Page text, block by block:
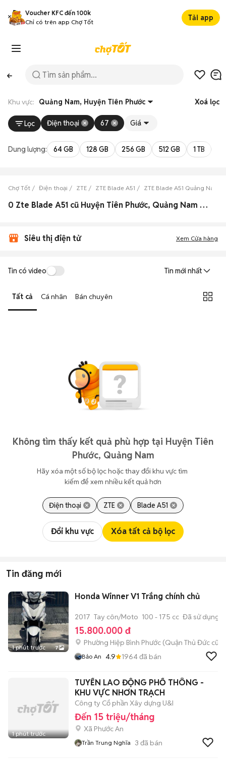
Voucher KFC đến 100k
Chỉ có trên app Chợ Tốt
Tải app
Khu vực: Quảng Nam, Huyện Tiên Phước Xoá lọc
Lọc Điện thoại 67 Giá
Dung lượng: 64 GB 128 GB 256 GB 512 GB 1 TB
Chợ Tốt Điện thoại ZTE ZTE Blade A51 ZTE Blade A51 Quảng Nam
0 Zte Blade A51 cũ Huyện Tiên Phước, Quảng Nam đẹp
Siêu thị điện tử Xem Cửa hàng
Tin có video Tin mới nhất
Tất cả Cá nhân Bán chuyên
Không tìm thấy kết quả phù hợp tại Huyện Tiên
Phước, Quảng Nam
Hãy xóa một số bộ lọc hoặc thay đổi khu vực tìm
kiếm để xem nhiều kết quả hơn
Điện thoại ZTE Blade A51
Đổi khu vực Xóa tất cả bộ lọc
Tin đăng mới
1 phút trước 7
Honda Winner V1 Trắng chính chủ
2017 Tay côn/Moto 100 - 175 cc Đã sử dụng
15.800.000 đ
Phường Hiệp Bình Phước (Quận Thủ Đức cũ)
Bảo An 4.9 1964đã bán
1 phút trước
TUYỂN LAO ĐỘNG PHỔ THÔNG -
KHU VỰC NHƠN TRẠCH
Công ty Cổ phần Xây dựng U&I
Đến 15 triệu/tháng
Xã Phước An
Trần Trung Nghĩa 3 đã bán